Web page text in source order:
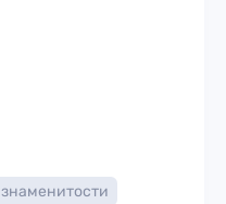
знаменитости